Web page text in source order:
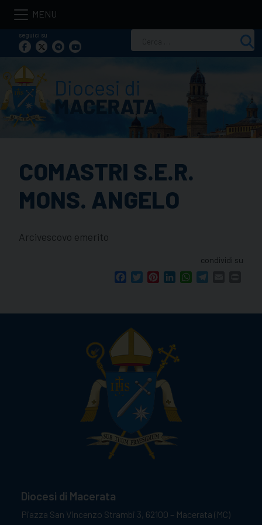
Skip
contentseguici su
per:
COMASTRI S.E.R.
MONS. ANGELO
Arcivescovo emerito
condividi su
FacebookTwitterPinterestLinkedInWhatsApp
Diocesi di Macerata
Piazza San Vincenzo Strambi 3, 62100 – Macerata (MC)